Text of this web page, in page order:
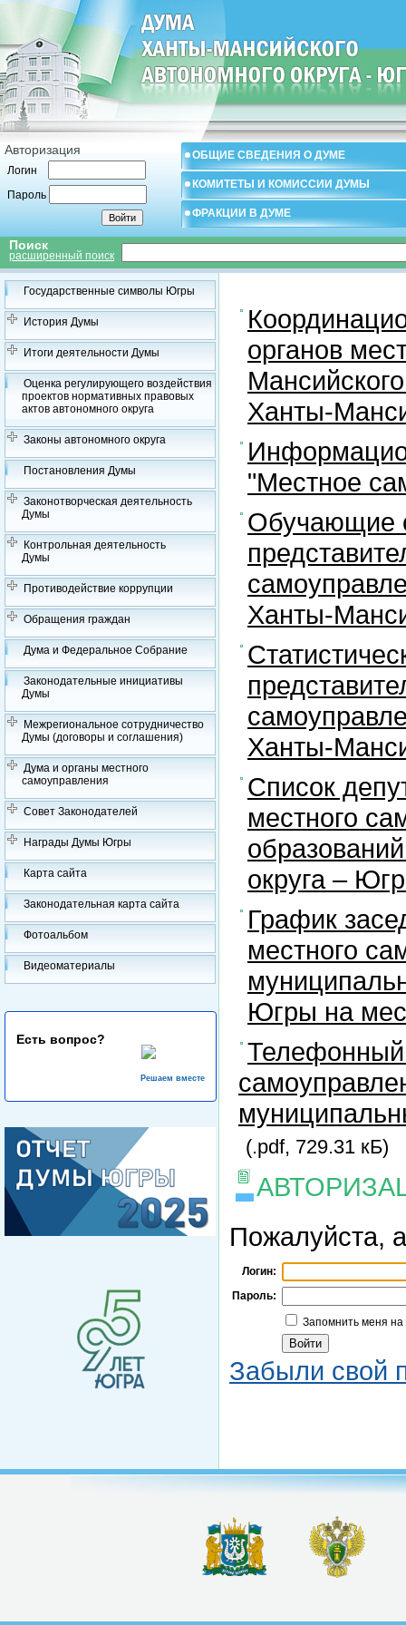
Авторизация
Логин
Пароль
ОБЩИЕ СВЕДЕНИЯ О ДУМЕ
КОМИТЕТЫ И КОМИССИИ ДУМЫ
ФРАКЦИИ В ДУМЕ
Поиск
расширенный поиск
Государственные символы Югры
История Думы
Итоги деятельности Думы
Оценка регулирующего воздействия
проектов нормативных правовых
актов автономного округа
Законы автономного округа
Постановления Думы
Законотворческая деятельность
Думы
Контрольная деятельность
Думы
Противодействие коррупции
Обращения граждан
Дума и Федеральное Собрание
Законодательные инициативы
Думы
Межрегиональное сотрудничество
Думы (договоры и соглашения)
Дума и органы местного
самоуправления
Совет Законодателей
Награды Думы Югры
Карта сайта
Законодательная карта сайта
Фотоальбом
Видеоматериалы
Есть вопрос?
Решаем вместе
органов
Ханты-
"Местное
Обучающие
Ханты-
Ханты-
Список
местного
округа –
График
местного
Югры на
Телефонный
(.pdf, 729.31 кБ)
Пожалуйста,
Логин:
Пароль:
Запомнить меня
Забыли свой